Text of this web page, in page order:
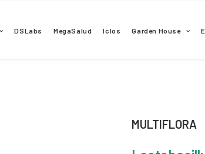
DSLabs MegaSalud Iclos Garden House
MULTIFLORA